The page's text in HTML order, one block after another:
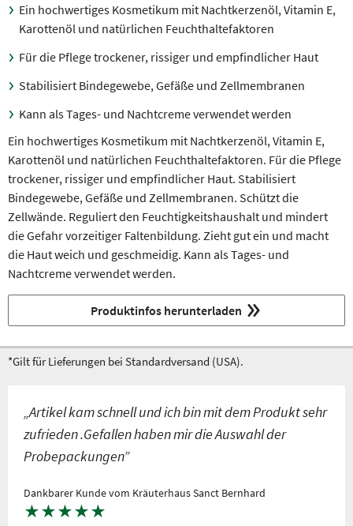
Ein hochwertiges Kosmetikum mit Nachtkerzenöl, Vitamin E,
Karottenöl und natürlichen Feuchthaltefaktoren
Für die Pflege trockener, rissiger und empfindlicher Haut
Stabilisiert Bindegewebe, Gefäße und Zellmembranen
Kann als Tages- und Nachtcreme verwendet werden
Ein hochwertiges Kosmetikum mit Nachtkerzenöl, Vitamin E,
Karottenöl und natürlichen Feuchthaltefaktoren. Für die Pflege
trockener, rissiger und empfindlicher Haut. Stabilisiert
Bindegewebe, Gefäße und Zellmembranen. Schützt die
Zellwände. Reguliert den Feuchtigkeitshaushalt und mindert
die Gefahr vorzeitiger Faltenbildung. Zieht gut ein und macht
die Haut weich und geschmeidig. Kann als Tages- und
Nachtcreme verwendet werden.
Produktinfos herunterladen
*Gilt für Lieferungen bei Standardversand (USA).
„Artikel kam schnell und ich bin mit dem Produkt sehr
zufrieden .Gefallen haben mir die Auswahl der
Probepackungen”
Dankbarer Kunde vom Kräuterhaus Sanct Bernhard
★★★★★